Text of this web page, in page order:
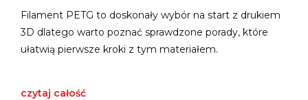
Filament PETG to doskonały wybór na start z drukiem
3D dlatego warto poznać sprawdzone porady, które
ułatwią pierwsze kroki z tym materiałem.
czytaj całość